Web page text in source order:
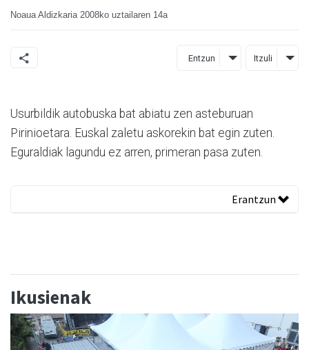
Noaua Aldizkaria 2008ko uztailaren 14a
Entzun Itzuli
Usurbildik autobuska bat abiatu zen asteburuan
Pirinioetara. Euskal zaletu askorekin bat egin zuten.
Eguraldiak lagundu ez arren, primeran pasa zuten.
Erantzun
Ikusienak